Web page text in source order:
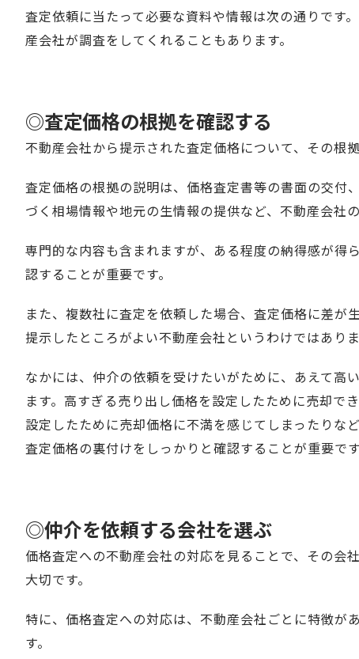
査定依頼に当たって必要な資料や情報は次の通りです
産会社が調査をしてくれることもあります。
◎査定価格の根拠を確認する
不動産会社から提示された査定価格について、その根
査定価格の根拠の説明は、価格査定書等の書面の交付
づく相場情報や地元の生情報の提供など、不動産会社
専門的な内容も含まれますが、ある程度の納得感が得
認することが重要です。
また、複数社に査定を依頼した場合、査定価格に差が
提示したところがよい不動産会社というわけではありま
なかには、仲介の依頼を受けたいがために、あえて高
ます。高すぎる売り出し価格を設定したために売却で
設定したために売却価格に不満を感じてしまったりな
査定価格の裏付けをしっかりと確認することが重要です
◎仲介を依頼する会社を選ぶ
価格査定への不動産会社の対応を見ることで、その会
大切です。
特に、価格査定への対応は、不動産会社ごとに特徴が
す。